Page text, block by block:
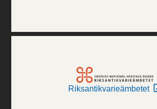
Riksantikvarieämbetet